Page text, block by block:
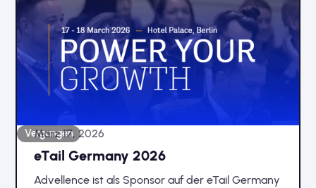
Vergangen
März 17, 2026
eTail Germany 2026
Advellence ist als Sponsor auf der eTail Germany